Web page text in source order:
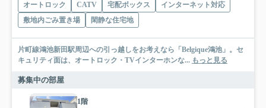
オートロック CATV 宅配ボックス
インターネット対応
敷地内ごみ置き場
閑静な住宅地
片町線鴻池新田駅周辺への引っ越しをお考えなら「Belgique鴻池」。セ
キュリティ面は、オートロック・TVインターホンな... もっと見る
募集中の部屋
1階